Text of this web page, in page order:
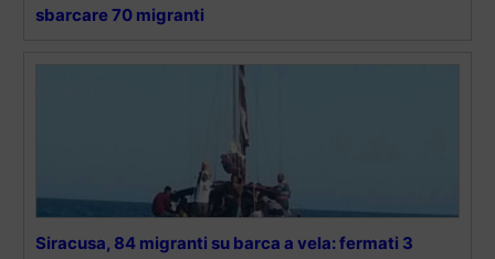
sbarcare 70 migranti
Siracusa, 84 migranti su barca a vela: fermati 3